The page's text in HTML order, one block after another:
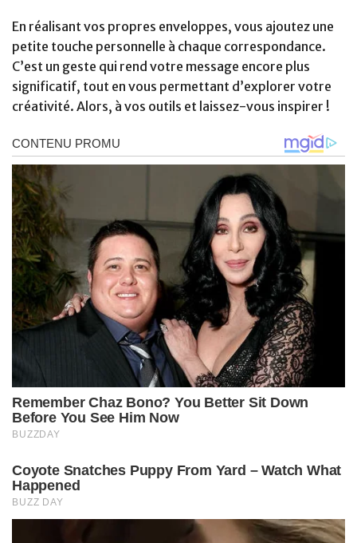
En réalisant vos propres enveloppes, vous ajoutez une
petite touche personnelle à chaque correspondance.
C’est un geste qui rend votre message encore plus
significatif, tout en vous permettant d’explorer votre
créativité. Alors, à vos outils et laissez-vous inspirer !